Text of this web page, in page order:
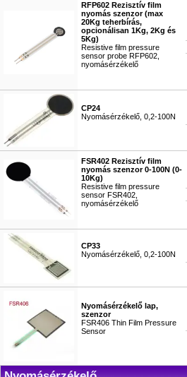
RFP602 Rezisztív film
nyomás szenzor (max
20Kg teherbírás,
opcionálisan 1Kg, 2Kg és
5Kg)
Resistive film pressure
sensor probe RFP602,
nyomásérzékelő
CP24
Nyomásérzékelő, 0,2-100N
FSR402 Rezisztív film
nyomás szenzor 0-100N (0-
10Kg)
Resistive film pressure
sensor FSR402,
nyomásérzékelő
CP33
Nyomásérzékelő, 0,2-100N
Nyomásérzékelő lap,
szenzor
FSR406 Thin Film Pressure
Sensor